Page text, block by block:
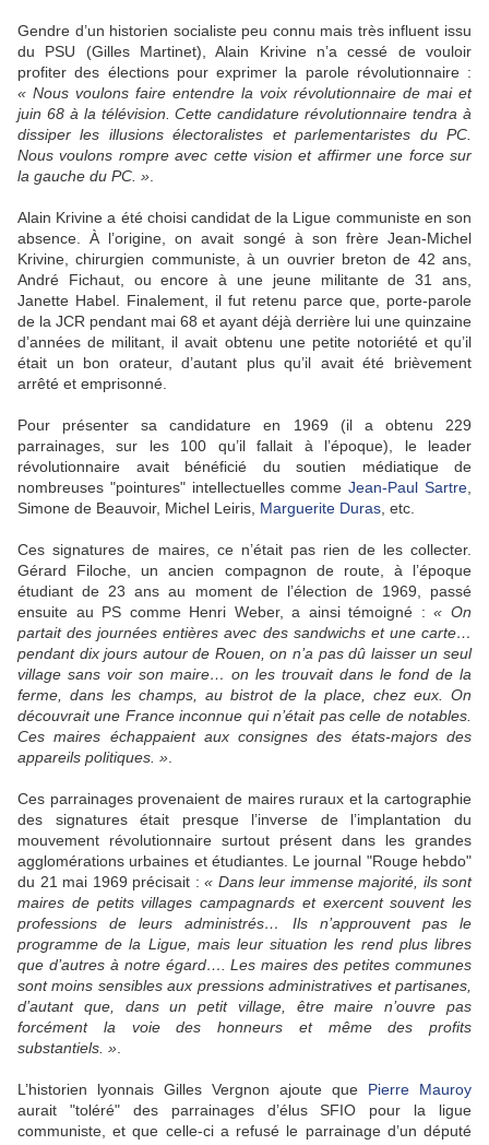
Gendre d’un historien socialiste peu connu mais très influent issu
du PSU (Gilles Martinet), Alain Krivine n’a cessé de vouloir
profiter des élections pour exprimer la parole révolutionnaire :
« Nous voulons faire entendre la voix révolutionnaire de mai et
juin 68 à la télévision. Cette candidature révolutionnaire tendra à
dissiper les illusions électoralistes et parlementaristes du PC.
Nous voulons rompre avec cette vision et affirmer une force sur
la gauche du PC. »
Alain Krivine a été choisi candidat de la Ligue communiste en son
absence. À l’origine, on avait songé à son frère Jean-Michel
Krivine, chirurgien communiste, à un ouvrier breton de 42 ans,
André Fichaut, ou encore à une jeune militante de 31 ans,
Janette Habel. Finalement, il fut retenu parce que, porte-parole
de la JCR pendant mai 68 et ayant déjà derrière lui une quinzaine
d’années de militant, il avait obtenu une petite notoriété et qu’il
était un bon orateur, d’autant plus qu’il avait été brièvement
arrêté et emprisonné.
Pour présenter sa candidature en 1969 (il a obtenu 229
parrainages, sur les 100 qu’il fallait à l’époque), le leader
révolutionnaire avait bénéficié du soutien médiatique de
nombreuses "pointures" intellectuelles commeJean-Paul Sartre
Simone de Beauvoir, Michel Leiris, Marguerite Duras , etc.
Ces signatures de maires, ce n’était pas rien de les collecter.
Gérard Filoche, un ancien compagnon de route, à l’époque
étudiant de 23 ans au moment de l’élection de 1969, passé
ensuite au PS comme Henri Weber, a ainsi témoigné :« On
partait des journées entières avec des sandwichs et une carte…
pendant dix jours autour de Rouen, on n’a pas dû laisser un seul
village sans voir son maire… on les trouvait dans le fond de la
ferme, dans les champs, au bistrot de la place, chez eux. On
découvrait une France inconnue qui n’était pas celle de notables.
Ces maires échappaient aux consignes des états-majors des
appareils politiques. »
Ces parrainages provenaient de maires ruraux et la cartographie
des signatures était presque l’inverse de l’implantation du
mouvement révolutionnaire surtout présent dans les grandes
agglomérations urbaines et étudiantes. Le journal "Rouge hebdo"
du 21 mai 1969 précisait : « Dans leur immense majorité, ils sont
maires de petits villages campagnards et exercent souvent les
professions de leurs administrés… Ils n’approuvent pas le
programme de la Ligue, mais leur situation les rend plus libres
que d’autres à notre égard…. Les maires des petites communes
sont moins sensibles aux pressions administratives et partisanes,
d’autant que, dans un petit village, être maire n’ouvre pas
forcément la voie des honneurs et même des profits
substantiels. »
L’historien lyonnais Gilles Vergnon ajoute que Pierre Mauroy
aurait "toléré" des parrainages d’élus SFIO pour la ligue
communiste, et que celle-ci a refusé le parrainage d’un député